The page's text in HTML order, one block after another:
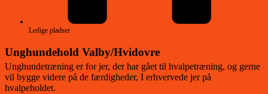
Ledige pladser
Unghundehold Valby/Hvidovre
Unghundetræning er for jer, der har gået til hvalpetræning, og gerne
vil bygge videre på de færdigheder, I erhvervede jer på
hvalpeholdet.